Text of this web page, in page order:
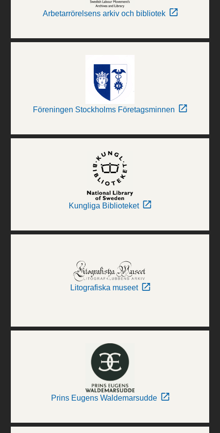
Arbetarrörelsens arkiv och bibliotek
Föreningen Stockholms Företagsminnen
Kungliga Biblioteket
Litografiska museet
Prins Eugens Waldemarsudde